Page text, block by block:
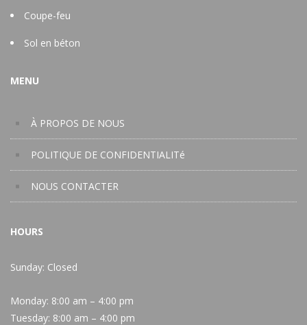
Coupe-feu
Sol en béton
MENU
À PROPOS DE NOUS
POLITIQUE DE CONFIDENTIALITé
NOUS CONTACTER
HOURS
Sunday: Closed
Monday: 8:00 am – 4:00 pm
Tuesday: 8:00 am – 4:00 pm